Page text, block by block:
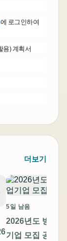
에 로그인하여
용) 계획서
더보기
5일 남음
2026년도 방산
기업 모집 공고